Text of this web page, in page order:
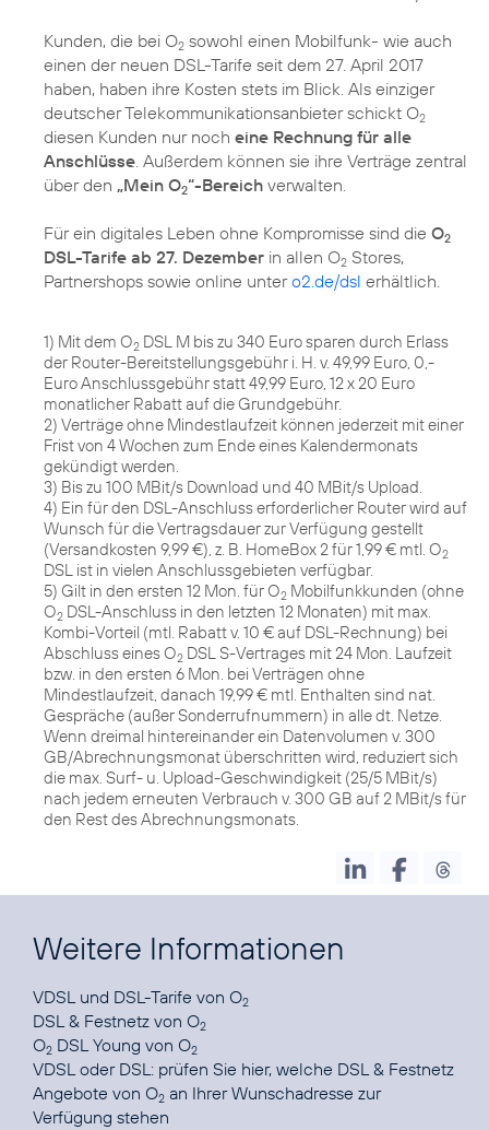
Kunden, die bei O2 sowohl einen Mobilfunk- wie auch
einen der neuen DSL-Tarife seit dem 27. April 2017
haben, haben ihre Kosten stets im Blick. Als einziger
deutscher Telekommunikationsanbieter schickt O2
diesen Kunden nur noch eine Rechnung für alle
Anschlüsse. Außerdem können sie ihre Verträge zentral
über den „Mein O2“-Bereich verwalten.
Für ein digitales Leben ohne Kompromisse sind die O2
DSL-Tarife ab 27. Dezember in allen O2 Stores,
Partnershops sowie online untero2.de/dsl erhältlich.
1) Mit dem O2 DSL M bis zu 340 Euro sparen durch Erlass
der Router-Bereitstellungsgebühr i. H. v. 49,99 Euro, 0,-
Euro Anschlussgebühr statt 49,99 Euro, 12 x 20 Euro
monatlicher Rabatt auf die Grundgebühr.
2) Verträge ohne Mindestlaufzeit können jederzeit mit einer
Frist von 4 Wochen zum Ende eines Kalendermonats
gekündigt werden.
3) Bis zu 100 MBit/s Download und 40 MBit/s Upload.
4) Ein für den DSL-Anschluss erforderlicher Router wird auf
Wunsch für die Vertragsdauer zur Verfügung gestellt
(Versandkosten 9,99 €), z. B. HomeBox 2 für 1,99 € mtl. O2
DSL ist in vielen Anschlussgebieten verfügbar.
5) Gilt in den ersten 12 Mon. für O2 Mobilfunkkunden (ohne
O2 DSL-Anschluss in den letzten 12 Monaten) mit max.
Kombi-Vorteil (mtl. Rabatt v. 10 € auf DSL-Rechnung) bei
Abschluss eines O2 DSL S-Vertrages mit 24 Mon. Laufzeit
bzw. in den ersten 6 Mon. bei Verträgen ohne
Mindestlaufzeit, danach 19,99 € mtl. Enthalten sind nat.
Gespräche (außer Sonderrufnummern) in alle dt. Netze.
Wenn dreimal hintereinander ein Datenvolumen v. 300
GB/Abrechnungsmonat überschritten wird, reduziert sich
die max. Surf- u. Upload-Geschwindigkeit (25/5 MBit/s)
nach jedem erneuten Verbrauch v. 300 GB auf 2 MBit/s für
den Rest des Abrechnungsmonats.
Weitere Informationen
VDSL und DSL-Tarife von O2
DSL & Festnetz von O2
O2 DSL Young von O2
VDSL oder DSL: prüfen Sie hier, welche DSL & Festnetz
Angebote von O2 an Ihrer Wunschadresse zur
Verfügung stehen